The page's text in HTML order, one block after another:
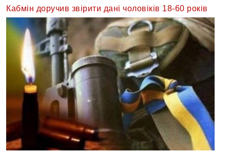
Кабмін доручив звірити дані чоловіків 18-60 років